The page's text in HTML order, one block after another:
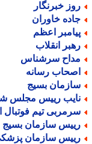
خبرنگار
خاوران
اعظم
انقلاب
سرشناس
رسانه
بسیج
رییس مجلس
تیم فوتبال
سازمان بسیج
سازمان پزشکی